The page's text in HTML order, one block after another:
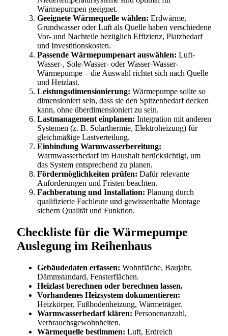
Wärmepumpen geeignet.
Geeignete Wärmequelle wählen: Erdwärme,
Grundwasser oder Luft als Quelle haben verschiedene
Vor- und Nachteile bezüglich Effizienz, Platzbedarf
und Investitionskosten.
Passende Wärmepumpenart auswählen: Luft-
Wasser-, Sole-Wasser- oder Wasser-Wasser-
Wärmepumpe – die Auswahl richtet sich nach Quelle
und Heizlast.
Leistungsdimensionierung: Wärmepumpe sollte so
dimensioniert sein, dass sie den Spitzenbedarf decken
kann, ohne überdimensioniert zu sein.
Lastmanagement einplanen: Integration mit anderen
Systemen (z. B. Solarthermie, Elektroheizung) für
gleichmäßige Lastverteilung.
Einbindung Warmwasserbereitung:
Warmwasserbedarf im Haushalt berücksichtigt, um
das System entsprechend zu planen.
Fördermöglichkeiten prüfen: Dafür relevante
Anforderungen und Fristen beachten.
Fachberatung und Installation: Planung durch
qualifizierte Fachleute und gewissenhafte Montage
sichern Qualität und Funktion.
Checkliste für die Wärmepumpe
Auslegung im Reihenhaus
Gebäudedaten erfassen: Wohnfläche, Baujahr,
Dämmstandard, Fensterflächen.
Heizlast berechnen oder berechnen lassen.
Vorhandenes Heizsystem dokumentieren:
Heizkörper, Fußbodenheizung, Wärmeträger.
Warmwasserbedarf klären: Personenanzahl,
Verbrauchsgewohnheiten.
Wärmequelle bestimmen: Luft, Erdreich